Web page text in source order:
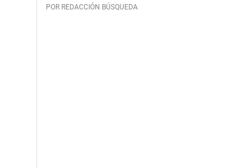
POR REDACCIÓN BÚSQUEDA